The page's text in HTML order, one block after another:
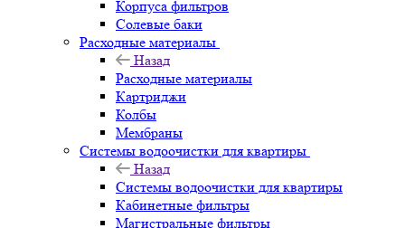
Корпуса фильтров
Солевые баки
Расходные материалы
Назад
Расходные материалы
Картриджи
Колбы
Мембраны
Системы водоочистки для квартиры
Назад
Системы водоочистки для квартиры
Кабинетные фильтры
Магистральные фильтры